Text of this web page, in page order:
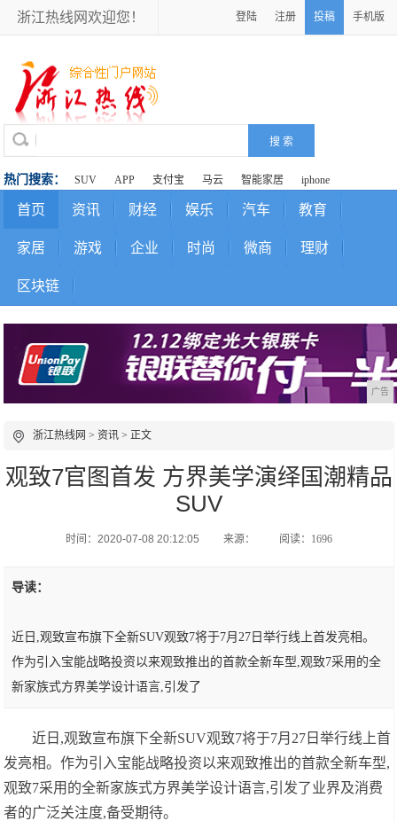
浙江热线网欢迎您！ 登陆 注册 投稿 手机版
热门搜索： SUV APP 支付宝 马云 智能家居 iphone
首页 资讯 财经 娱乐 汽车 教育
家居 游戏 企业 时尚 微商 理财
区块链
广告
浙江热线网 >资讯 > 正文
观致7官图首发 方界美学演绎国潮精品
SUV
时间：2020-07-08 20:12:05 来源： 阅读：1696
导读：
近日,观致宣布旗下全新SUV观致7将于7月27日举行线上首发亮相。
作为引入宝能战略投资以来观致推出的首款全新车型,观致7采用的全
新家族式方界美学设计语言,引发了
近日,观致宣布旗下全新SUV观致7将于7月27日举行线上首
发亮相。作为引入宝能战略投资以来观致推出的首款全新车型,
观致7采用的全新家族式方界美学设计语言,引发了业界及消费
者的广泛关注度,备受期待。